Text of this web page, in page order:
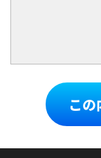
この